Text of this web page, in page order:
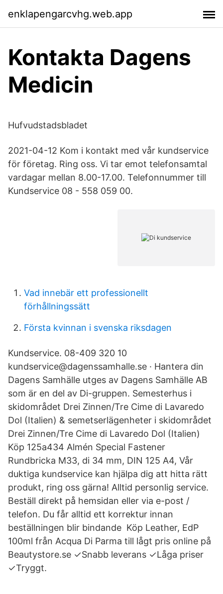
enklapengarcvhg.web.app
Kontakta Dagens
Medicin
Hufvudstadsbladet
2021-04-12 Kom i kontakt med vår kundservice
för företag. Ring oss. Vi tar emot telefonsamtal
vardagar mellan 8.00-17.00. Telefonnummer till
Kundservice 08 - 558 059 00.
Vad innebär ett professionellt
förhållningssätt
Första kvinnan i svenska riksdagen
Kundservice. 08-409 320 10
kundservice@dagenssamhalle.se · Hantera din
Dagens Samhälle utges av Dagens Samhälle AB
som är en del av Di-gruppen. Semesterhus i
skidområdet Drei Zinnen/Tre Cime di Lavaredo
Dol (Italien) & semetserlägenheter i skidområdet
Drei Zinnen/Tre Cime di Lavaredo Dol (Italien)
Köp 125a434 Almén Special Fastener
Rundbricka M33, di 34 mm, DIN 125 A4, Vår
duktiga kundservice kan hjälpa dig att hitta rätt
produkt, ring oss gärna! Alltid personlig service.
Beställ direkt på hemsidan eller via e-post /
telefon. Du får alltid ett korrektur innan
beställningen blir bindande Köp Leather, EdP
100ml från Acqua Di Parma till lågt pris online på
Beautystore.se ✓Snabb leverans ✓Låga priser
✓Tryggt.